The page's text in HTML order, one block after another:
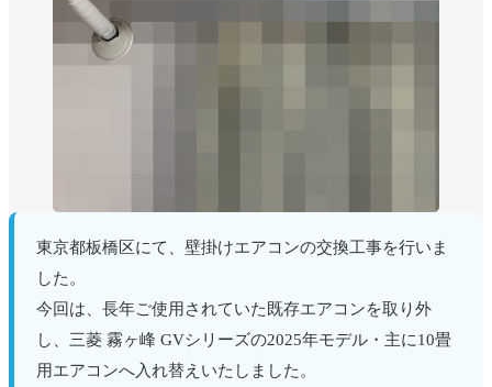
東京都板橋区にて、壁掛けエアコンの交換工事を行いま
した。
今回は、長年ご使用されていた既存エアコンを取り外
し、三菱 霧ヶ峰 GVシリーズの2025年モデル・主に10畳
用エアコンへ入れ替えいたしました。